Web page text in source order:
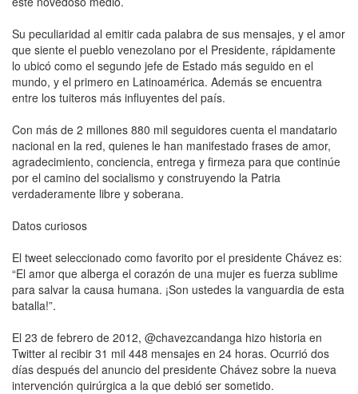
Su peculiaridad al emitir cada palabra de sus mensajes, y el amor
que siente el pueblo venezolano por el Presidente, rápidamente
lo ubicó como el segundo jefe de Estado más seguido en el
mundo, y el primero en Latinoamérica. Además se encuentra
entre los tuiteros más influyentes del país.
Con más de 2 millones 880 mil seguidores cuenta el mandatario
nacional en la red, quienes le han manifestado frases de amor,
agradecimiento, conciencia, entrega y firmeza para que continúe
por el camino del socialismo y construyendo la Patria
verdaderamente libre y soberana.
Datos curiosos
El tweet seleccionado como favorito por el presidente Chávez es:
“El amor que alberga el corazón de una mujer es fuerza sublime
para salvar la causa humana. ¡Son ustedes la vanguardia de esta
batalla!”.
El 23 de febrero de 2012, @chavezcandanga hizo historia en
Twitter al recibir 31 mil 448 mensajes en 24 horas. Ocurrió dos
días después del anuncio del presidente Chávez sobre la nueva
intervención quirúrgica a la que debió ser sometido.